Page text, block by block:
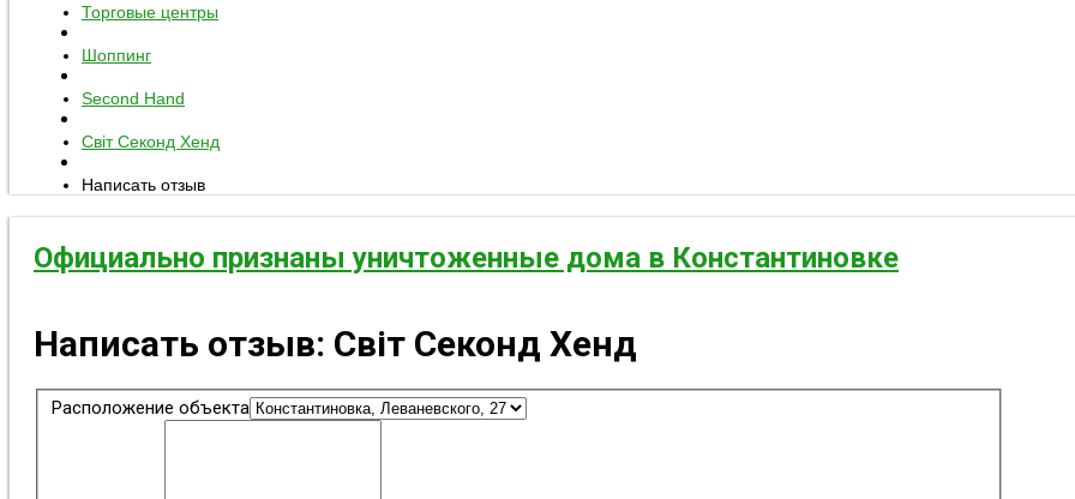
Торговые центры
Шоппинг
Second Hand
Світ Секонд Хенд
Написать отзыв
Официально признаны уничтоженные дома в Константиновке
Написать отзыв: Світ Секонд Хенд
Расположение объекта